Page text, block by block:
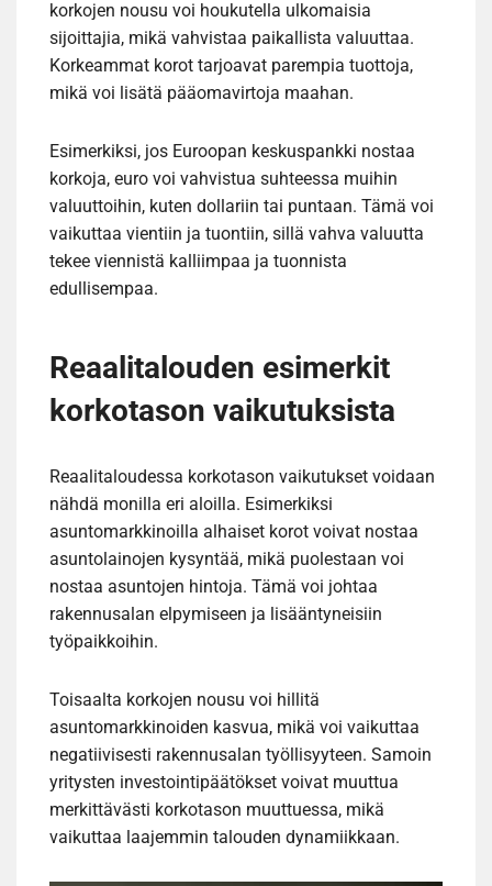
korkojen nousu voi houkutella ulkomaisia
sijoittajia, mikä vahvistaa paikallista valuuttaa.
Korkeammat korot tarjoavat parempia tuottoja,
mikä voi lisätä pääomavirtoja maahan.
Esimerkiksi, jos Euroopan keskuspankki nostaa
korkoja, euro voi vahvistua suhteessa muihin
valuuttoihin, kuten dollariin tai puntaan. Tämä voi
vaikuttaa vientiin ja tuontiin, sillä vahva valuutta
tekee viennistä kalliimpaa ja tuonnista
edullisempaa.
Reaalitalouden esimerkit
korkotason vaikutuksista
Reaalitaloudessa korkotason vaikutukset voidaan
nähdä monilla eri aloilla. Esimerkiksi
asuntomarkkinoilla alhaiset korot voivat nostaa
asuntolainojen kysyntää, mikä puolestaan voi
nostaa asuntojen hintoja. Tämä voi johtaa
rakennusalan elpymiseen ja lisääntyneisiin
työpaikkoihin.
Toisaalta korkojen nousu voi hillitä
asuntomarkkinoiden kasvua, mikä voi vaikuttaa
negatiivisesti rakennusalan työllisyyteen. Samoin
yritysten investointipäätökset voivat muuttua
merkittävästi korkotason muuttuessa, mikä
vaikuttaa laajemmin talouden dynamiikkaan.